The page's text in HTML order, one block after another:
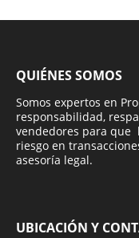
QUIÉNES SOMOS
Somos expertos en
responsabilidad,
vendedores para que
riesgo en
asesoría legal.
UBICACIÓN Y